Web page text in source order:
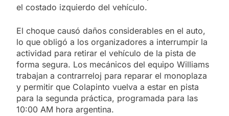
el costado izquierdo del vehículo.
El choque causó daños considerables en el auto,
lo que obligó a los organizadores a interrumpir la
actividad para retirar el vehículo de la pista de
forma segura. Los mecánicos del equipo Williams
trabajan a contrarreloj para reparar el monoplaza
y permitir que Colapinto vuelva a estar en pista
para la segunda práctica, programada para las
10:00 AM hora argentina.